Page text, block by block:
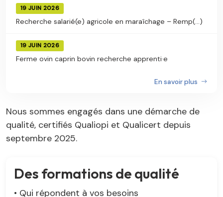
19 JUIN 2026
Recherche salarié(e) agricole en maraîchage – Remp(...)
19 JUIN 2026
Ferme ovin caprin bovin recherche apprenti·e
En savoir plus
Nous sommes engagés dans une démarche de
qualité, certifiés Qualiopi et Qualicert depuis
septembre 2025.
Des formations de qualité
• Qui répondent à vos besoins